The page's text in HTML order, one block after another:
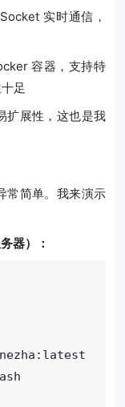
实时通信，
容器，支持特
足
扩展性，这也是我
常简单。我来演示
器）：